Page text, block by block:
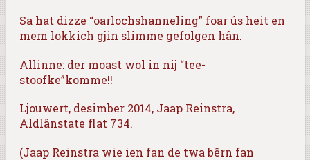
Sa hat dizze “oarlochshanneling” foar ús heit en
mem lokkich gjin slimme gefolgen hân.
Allinne: der moast wol in nij “tee-
stoofke”komme!!
Ljouwert, desimber 2014, Jaap Reinstra,
Aldlânstate flat 734.
(Jaap Reinstra wie ien fan de twa bêrn fan